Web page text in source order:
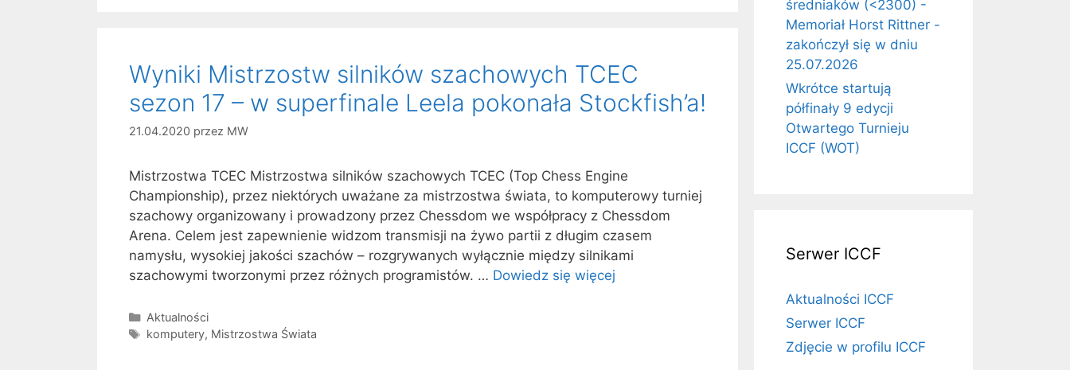
Wyniki Mistrzostw silników szachowych TCEC
sezon 17 – w superfinale Leela pokonała Stockfish’a!
21.04.2020 przez MW
Mistrzostwa TCEC Mistrzostwa silników szachowych TCEC (Top Chess Engine
Championship), przez niektórych uważane za mistrzostwa świata, to komputerowy turniej
szachowy organizowany i prowadzony przez Chessdom we współpracy z Chessdom
Arena. Celem jest zapewnienie widzom transmisji na żywo partii z długim czasem
namysłu, wysokiej jakości szachów – rozgrywanych wyłącznie między silnikami
szachowymi tworzonymi przez różnych programistów. … Dowiedz się więcej
Kategorie
Aktualności
Tagi
komputery, Mistrzostwa Świata
średniaków (<2300) -
Memoriał Horst Rittner -
zakończył się w dniu
25.07.2026
Wkrótce startują
półfinały 9 edycji
Otwartego Turnieju
ICCF (WOT)
Serwer ICCF
Aktualności ICCF
Serwer ICCF
Zdjęcie w profilu ICCF